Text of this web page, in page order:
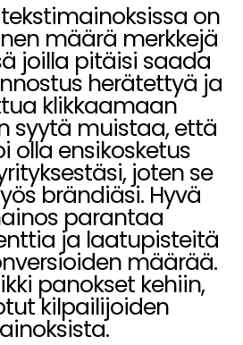
on
määrä merkkejä
joilla pitäisi saada
herätettyä ja
klikkaamaan
syytä muistaa, että
olla ensikosketus
joten se
brändiäsi. Hyvä
parantaa
ja laatupisteitä
määrää.
panokset kehiin,
kilpailijoiden